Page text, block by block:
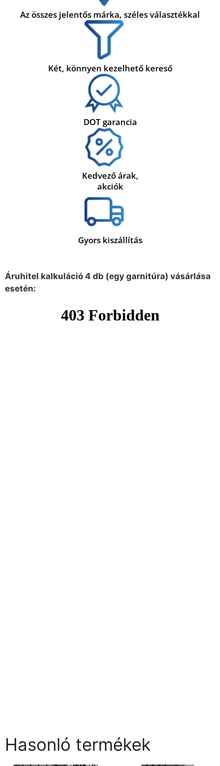
Az összes jelentős márka, széles választékkal
Két, könnyen kezelhető kereső
DOT garancia
Kedvező árak,
akciók
Gyors kiszállítás
Áruhitel kalkuláció 4 db (egy garnitúra) vásárlása
esetén:
Hasonló termékek